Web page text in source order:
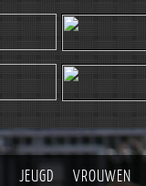
JEUGD VROUWEN